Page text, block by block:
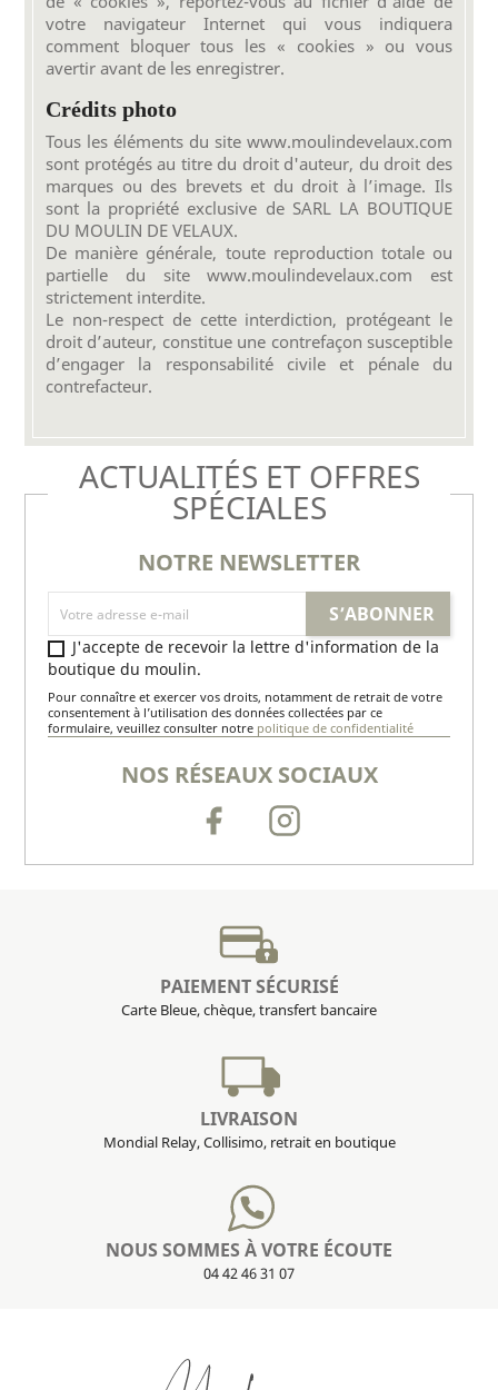
votre navigateur Internet qui vous indiquera
comment bloquer tous les « cookies » ou vous
avertir avant de les enregistrer.
Crédits photo
Tous les éléments du site www.moulindevelaux.com
sont protégés au titre du droit d'auteur, du droit des
marques ou des brevets et du droit à l’image. Ils
sont la propriété exclusive de SARL LA BOUTIQUE
DU MOULIN DE VELAUX.
De manière générale, toute reproduction totale ou
partielle du site www.moulindevelaux.com est
strictement interdite.
Le non-respect de cette interdiction, protégeant le
droit d’auteur, constitue une contrefaçon susceptible
d’engager la responsabilité civile et pénale du
contrefacteur.
ACTUALITÉS ET OFFRES
SPÉCIALES
NOTRE NEWSLETTER
J'accepte de recevoir la lettre d'information de la
boutique du moulin.
Pour connaître et exercer vos droits, notamment de retrait de votre
consentement à l’utilisation des données collectées par ce
formulaire, veuillez consulter notre politique de confidentialité
NOS RÉSEAUX SOCIAUX
PAIEMENT SÉCURISÉ
Carte Bleue, chèque, transfert bancaire
LIVRAISON
Mondial Relay, Collisimo, retrait en boutique
NOUS SOMMES À VOTRE ÉCOUTE
04 42 46 31 07